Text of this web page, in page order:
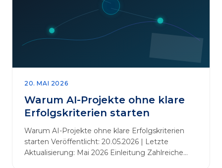
„Erfolgskriterien für AI-Projekte“. In [&hellip;]
20. MAI 2026
Warum AI-Projekte ohne klare
Erfolgskriterien starten
Warum AI-Projekte ohne klare Erfolgskriterien
starten Veröffentlicht: 20.05.2026 | Letzte
Aktualisierung: Mai 2026 Einleitung Zahlreiche